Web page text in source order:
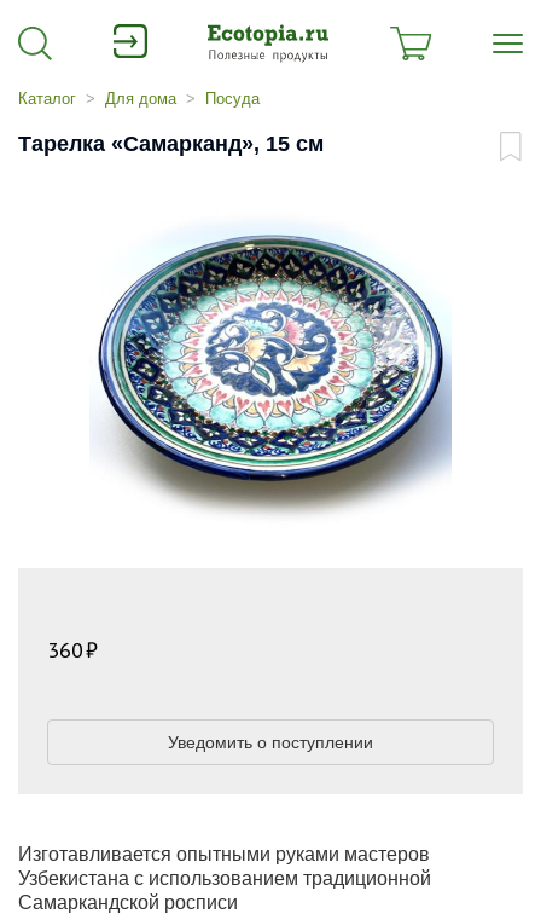
Каталог Для дома Посуда
Тарелка «Самарканд», 15 см
Изготавливается опытными руками мастеров
Узбекистана с использованием традиционной
Самаркандской росписи
360
Уведомить о поступлении